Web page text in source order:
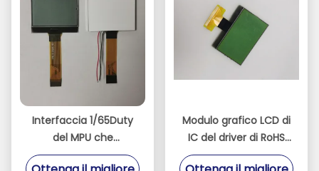
Interfaccia 1/65Duty
del MPU che
determina
Modulo grafico LCD di
IC del driver di RoHS
128x64 ST7567 con